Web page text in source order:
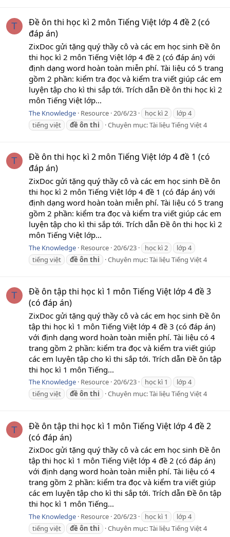
T
Đề ôn thi học kì 2 môn Tiếng Việt lớp 4 đề 2 (có
đáp án)
ZixDoc gửi tặng quý thầy cô và các em học sinh Đề ôn
thi học kì 2 môn Tiếng Việt lớp 4 đề 2 (có đáp án) với
định dạng word hoàn toàn miễn phí. Tài liệu có 5 trang
gồm 2 phần: kiểm tra đọc và kiểm tra viết giúp các em
luyện tập cho kì thi sắp tới. Trích dẫn Đề ôn thi học kì 2
môn Tiếng Việt lớp...
The Knowledge Resource 20/6/23 học kì 2
lớp 4
tiếng việt
đề ôn thi Chuyên mục:Tài liệu Tiếng Việt 4
T
Đề ôn thi học kì 2 môn Tiếng Việt lớp 4 đề 1 (có
đáp án)
ZixDoc gửi tặng quý thầy cô và các em học sinh Đề ôn
thi học kì 2 môn Tiếng Việt lớp 4 đề 1 (có đáp án) với
định dạng word hoàn toàn miễn phí. Tài liệu có 5 trang
gồm 2 phần: kiểm tra đọc và kiểm tra viết giúp các em
luyện tập cho kì thi sắp tới. Trích dẫn Đề ôn thi học kì 2
môn Tiếng Việt lớp...
The Knowledge Resource 20/6/23 học kì 2
lớp 4
tiếng việt
đề ôn thi Chuyên mục:Tài liệu Tiếng Việt 4
T
Đề ôn tập thi học kì 1 môn Tiếng Việt lớp 4 đề 3
(có đáp án)
ZixDoc gửi tặng quý thầy cô và các em học sinh Đề ôn
tập thi học kì 1 môn Tiếng Việt lớp 4 đề 3 (có đáp án)
với định dạng word hoàn toàn miễn phí. Tài liệu có 4
trang gồm 2 phần: kiểm tra đọc và kiểm tra viết giúp
các em luyện tập cho kì thi sắp tới. Trích dẫn Đề ôn tập
thi học kì 1 môn Tiếng...
The Knowledge Resource 20/6/23 học kì 1
lớp 4
tiếng việt
đề ôn thi Chuyên mục:Tài liệu Tiếng Việt 4
T
Đề ôn tập thi học kì 1 môn Tiếng Việt lớp 4 đề 2
(có đáp án)
ZixDoc gửi tặng quý thầy cô và các em học sinh Đề ôn
tập thi học kì 1 môn Tiếng Việt lớp 4 đề 2 (có đáp án)
với định dạng word hoàn toàn miễn phí. Tài liệu có 4
trang gồm 2 phần: kiểm tra đọc và kiểm tra viết giúp
các em luyện tập cho kì thi sắp tới. Trích dẫn Đề ôn tập
thi học kì 1 môn Tiếng...
The Knowledge Resource 20/6/23 học kì 1
lớp 4
tiếng việt
đề ôn thi Chuyên mục:Tài liệu Tiếng Việt 4